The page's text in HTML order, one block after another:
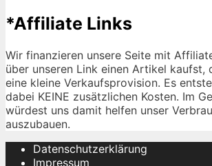
*Affiliate Links
Wir finanzieren unsere Seite mit
über unseren Link einen Artikel kaufst,
eine kleine Verkaufsprovision. Es
dabei KEINE zusätzlichen Kosten. Im
würdest uns damit helfen unser
auszubauen.
Datenschutzerklärung
Impressum